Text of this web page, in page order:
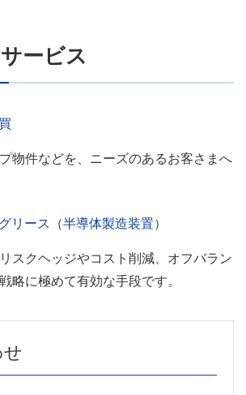
ービス
物件などを、ニーズのあるお客さまへ
リース（半導体製造装置）
スクヘッジやコスト削減、オフバラン
略に極めて有効な手段です。